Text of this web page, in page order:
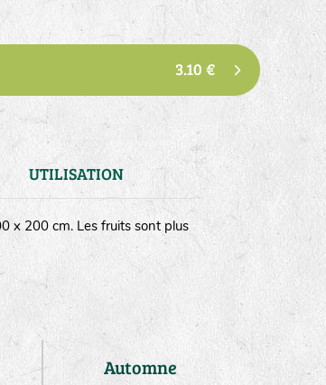
3.10 €
UTILISATION
x 200 cm. Les fruits sont plus
Automne